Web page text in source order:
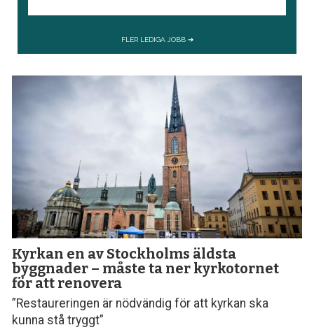
Kyrkan en av Stockholms äldsta
byggnader – måste ta ner kyrkotornet
för att renovera
”Restaureringen är nödvändig för att kyrkan ska
kunna stå tryggt”